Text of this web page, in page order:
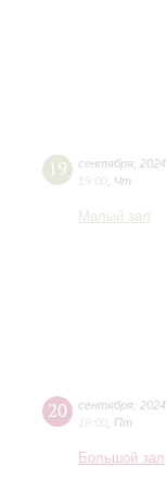
19 сентября 2024
19:00 Чт
Малый зал
20 сентября 2024
19:00 Пт
Большой зал